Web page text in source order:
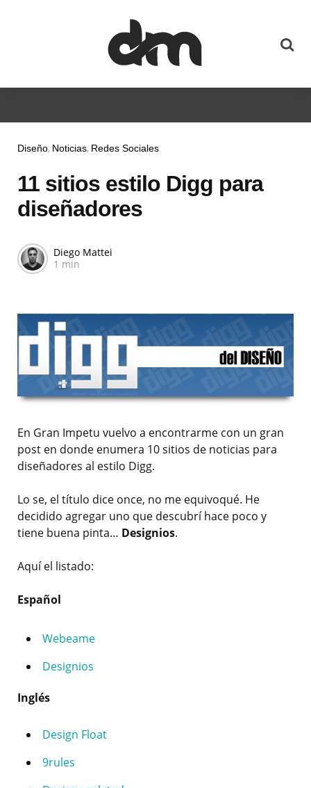
Diseño Noticias Redes Sociales
11 sitios estilo Digg para
diseñadores
Diego Mattei
1 min
En Gran Impetu vuelvo a encontrarme con un gran
post en donde enumera 10 sitios de noticias para
diseñadores al estilo Digg.
Lo se, el título dice once, no me equivoqué. He
decidido agregar uno que descubrí hace poco y
tiene buena pinta… Designios.
Aquí el listado:
Español
Webeame
Designios
Inglés
Design Float
9rules